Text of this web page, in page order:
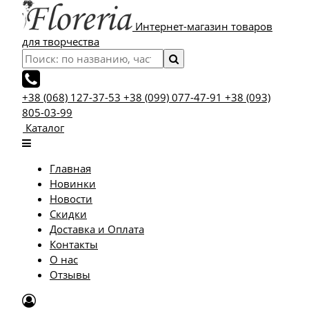
Интернет-магазин товаров
для творчества
+38 (068) 127-37-53 +38 (099) 077-47-91 +38 (093)
805-03-99
Каталог
Главная
Новинки
Новости
Скидки
Доставка и Оплата
Контакты
О нас
Отзывы